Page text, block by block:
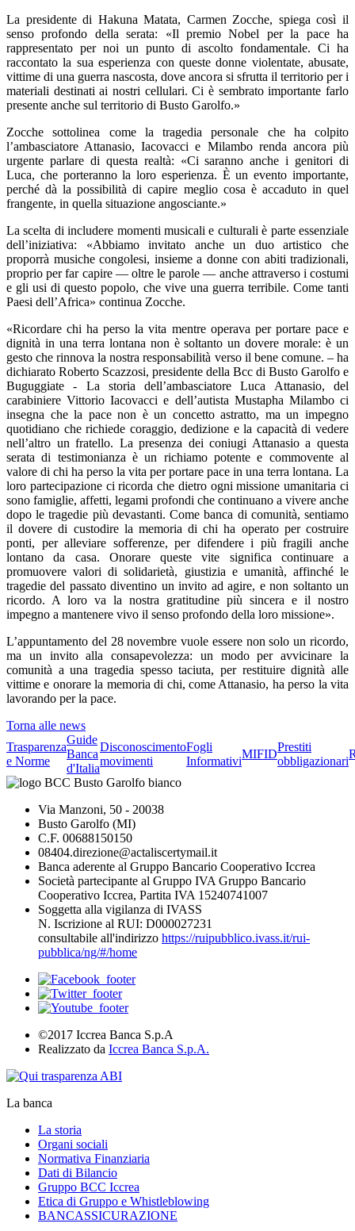
La presidente di Hakuna Matata, Carmen Zocche, spiega così il
senso profondo della serata: «Il premio Nobel per la pace ha
rappresentato per noi un punto di ascolto fondamentale. Ci ha
raccontato la sua esperienza con queste donne violentate, abusate,
vittime di una guerra nascosta, dove ancora si sfrutta il territorio per i
materiali destinati ai nostri cellulari. Ci è sembrato importante farlo
presente anche sul territorio di Busto Garolfo.»
Zocche sottolinea come la tragedia personale che ha colpito
l’ambasciatore Attanasio, Iacovacci e Milambo renda ancora più
urgente parlare di questa realtà: «Ci saranno anche i genitori di
Luca, che porteranno la loro esperienza. È un evento importante,
perché dà la possibilità di capire meglio cosa è accaduto in quel
frangente, in quella situazione angosciante.»
La scelta di includere momenti musicali e culturali è parte essenziale
dell’iniziativa: «Abbiamo invitato anche un duo artistico che
proporrà musiche congolesi, insieme a donne con abiti tradizionali,
proprio per far capire — oltre le parole — anche attraverso i costumi
e gli usi di questo popolo, che vive una guerra terribile. Come tanti
Paesi dell’Africa» continua Zocche.
«Ricordare chi ha perso la vita mentre operava per portare pace e
dignità in una terra lontana non è soltanto un dovere morale: è un
gesto che rinnova la nostra responsabilità verso il bene comune. – ha
dichiarato Roberto Scazzosi, presidente della Bcc di Busto Garolfo e
Buguggiate - La storia dell’ambasciatore Luca Attanasio, del
carabiniere Vittorio Iacovacci e dell’autista Mustapha Milambo ci
insegna che la pace non è un concetto astratto, ma un impegno
quotidiano che richiede coraggio, dedizione e la capacità di vedere
nell’altro un fratello. La presenza dei coniugi Attanasio a questa
serata di testimonianza è un richiamo potente e commovente al
valore di chi ha perso la vita per portare pace in una terra lontana. La
loro partecipazione ci ricorda che dietro ogni missione umanitaria ci
sono famiglie, affetti, legami profondi che continuano a vivere anche
dopo le tragedie più devastanti. Come banca di comunità, sentiamo
il dovere di custodire la memoria di chi ha operato per costruire
ponti, per alleviare sofferenze, per difendere i più fragili anche
lontano da casa. Onorare queste vite significa continuare a
promuovere valori di solidarietà, giustizia e umanità, affinché le
tragedie del passato diventino un invito ad agire, e non soltanto un
ricordo. A loro va la nostra gratitudine più sincera e il nostro
impegno a mantenere vivo il senso profondo della loro missione».
L’appuntamento del 28 novembre vuole essere non solo un ricordo,
ma un invito alla consapevolezza: un modo per avvicinare la
comunità a una tragedia spesso taciuta, per restituire dignità alle
vittime e onorare la memoria di chi, come Attanasio, ha perso la vita
lavorando per la pace.
Torna alle news
Trasparenza
e Norme
Guide
Banca
d'Italia
Disconoscimento
movimenti
Fogli
Informativi
MIFID
Prestiti
obbligazionari
Via Manzoni, 50 - 20038
Busto Garolfo (MI)
C.F. 00688150150
08404.direzione@actaliscertymail.it
Banca aderente al Gruppo Bancario Cooperativo Iccrea
Società partecipante al Gruppo IVA Gruppo Bancario
Cooperativo Iccrea, Partita IVA 15240741007
Soggetta alla vigilanza di IVASS
N. Iscrizione al RUI: D000027231
consultabile all'indirizzo https://ruipubblico.ivass.it/rui-
pubblica/ng/#/home
©2017 Iccrea Banca S.p.A
Realizzato da Iccrea Banca S.p.A.
La banca
La storia
Organi sociali
Normativa Finanziaria
Dati di Bilancio
Gruppo BCC Iccrea
Etica di Gruppo e Whistleblowing
BANCASSICURAZIONE